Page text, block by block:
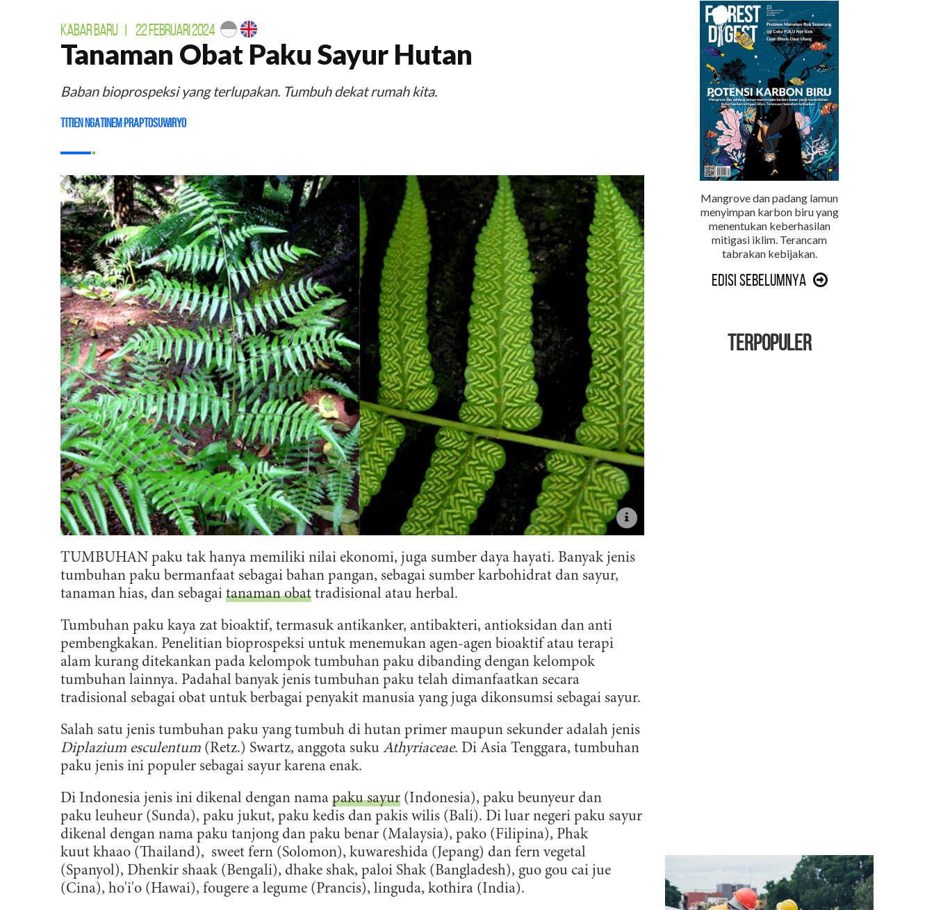
KABAR BARU 22 FEBRUARI 2024
Tanaman Obat Paku Sayur Hutan
Baban bioprospeksi yang terlupakan. Tumbuh dekat rumah kita.
Titien Ngatinem Praptosuwiryo
TUMBUHAN paku tak hanya memiliki nilai ekonomi, juga sumber daya hayati. Banyak jenis
tumbuhan paku bermanfaat sebagai bahan pangan, sebagai sumber karbohidrat dan sayur,
tanaman hias, dan sebagai tanaman obat tradisional atau herbal.
Tumbuhan paku kaya zat bioaktif, termasuk antikanker, antibakteri, antioksidan dan anti
pembengkakan. Penelitian bioprospeksi untuk menemukan agen-agen bioaktif atau terapi
alam kurang ditekankan pada kelompok tumbuhan paku dibanding dengan kelompok
tumbuhan lainnya. Padahal banyak jenis tumbuhan paku telah dimanfaatkan secara
tradisional sebagai obat untuk berbagai penyakit manusia yang juga dikonsumsi sebagai sayur.
Salah satu jenis tumbuhan paku yang tumbuh di hutan primer maupun sekunder adalah jenis
Diplazium esculentum (Retz.) Swartz, anggota suku Athyriaceae. Di Asia Tenggara, tumbuhan
paku jenis ini populer sebagai sayur karena enak.
Di Indonesia jenis ini dikenal dengan nama paku sayur (Indonesia), paku beunyeur dan
paku leuheur (Sunda), paku jukut, paku kedis dan pakis wilis (Bali). Di luar negeri paku sayur
dikenal dengan nama paku tanjong dan paku benar (Malaysia), pako (Filipina), Phak
kuut khaao (Thailand), sweet fern (Solomon), kuwareshida (Jepang) dan fern vegetal
(Spanyol), Dhenkir shaak (Bengali), dhake shak, paloi Shak (Bangladesh), guo gou cai jue
(Cina), ho'i'o (Hawai), fougere a legume (Prancis), linguda, kothira (India).
Mangrove dan padang lamun
menyimpan karbon biru yang
menentukan keberhasilan
mitigasi iklim. Terancam
tabrakan kebijakan.
Edisi Sebelumnya
TERPOPULER